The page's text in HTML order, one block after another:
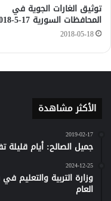
توثيق الغارات الجوية في
المحافظات السورية 17-5-2018
2018-05-18
الأكثر مشاهدة
2019-02-17
جميل الصالح: أيام
2024-12-25
وزارة التربية والتعليم
العام